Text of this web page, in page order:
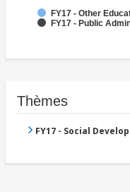
FY17 - Other
FY17 - Public
Thèmes
FY17 - Social